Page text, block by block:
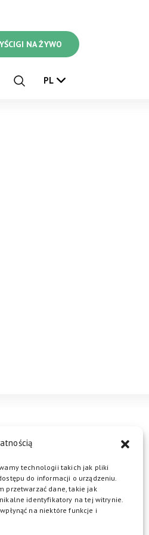
technologii takich jak pliki
do informacji o urządzeniu.
przetwarzać dane, takie jak
identyfikatory na tej witrynie.
na niektóre funkcje i
NA ŻYWO
PL